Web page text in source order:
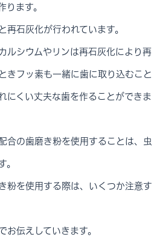
ります。
石灰化が行われています。
ルシウムやリンは再石灰化により再
きフッ素も一緒に歯に取り込むこと
にくい丈夫な歯を作ることができま
合の歯磨き粉を使用することは、虫
粉を使用する際は、いくつか注意す
お伝えしていきます。